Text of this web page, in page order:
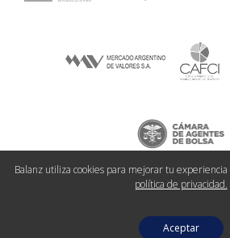
Balanz utiliza cookies para mejorar tu
política de privacidad.
Aceptar